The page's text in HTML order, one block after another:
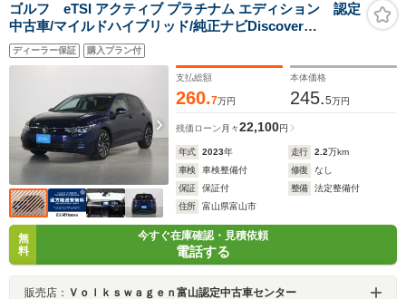
ゴルフ eTSI アクティブ プラチナム エディション 認定
中古車/マイルドハイブリッド/純正ナビDiscover
Pro(CarPlay対応)/デジタルメーターコックピット/ヘッド
アップディスプレイ/Travel Asisst/マトリックスヘッドラ
ディーラー保証 購入プラン付
支払総額
260.7万円
本体価格
245.5万円
残価ローン 月々22,100円
年式 2023年 走行 2.2万km
車検
車検整備付 修復
なし
保証
保証付 整備
法定整備付
住所
富山県富山市
無
料
今すぐ在庫確認・見積依頼
電話する
販売店： Ｖｏｌｋｓｗａｇｅｎ富山認定中古車センター